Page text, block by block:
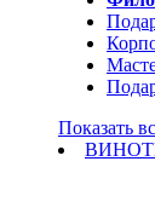
Показать